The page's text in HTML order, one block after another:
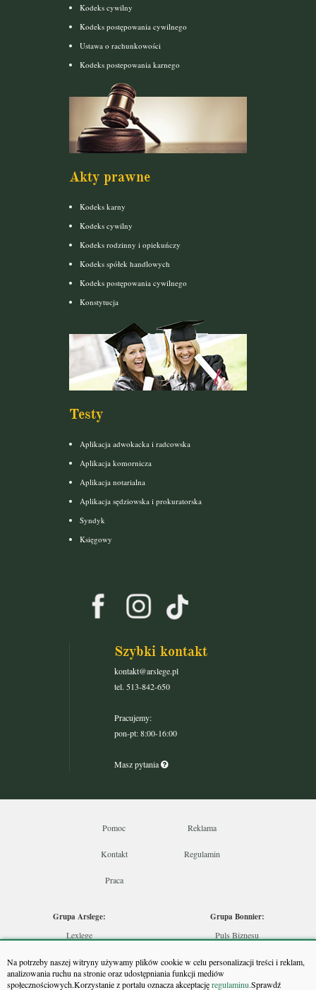
Na potrzeby naszej witryny używamy plików cookie w celu personalizacji treści i reklam,
analizowania ruchu na stronie oraz udostępniania funkcji mediów
społecznościowych.Korzystanie z portalu oznacza akceptacjęregulaminu.Sprawdź
Kodeks cywilny
Kodeks postępowania cywilnego
Ustawa o rachunkowości
Kodeks postepowania karnego
Akty prawne
Kodeks karny
Kodeks cywilny
Kodeks rodzinny i opiekuńczy
Kodeks spółek handlowych
Kodeks postępowania cywilnego
Konstytucja
Testy
Aplikacja adwokacka i radcowska
Aplikacja komornicza
Aplikacja notarialna
Aplikacja sędziowska i prokuratorska
Syndyk
Księgowy
Szybki kontakt
kontakt@arslege.pl
tel. 513-842-650
Pracujemy:
pon-pt: 8:00-16:00
Masz pytania
Pomoc Reklama
Kontakt Regulamin
Praca
Grupa Arslege:
Lexlege
Skarbowcy
Urzędnik
Grupa Bonnier:
Puls Biznesu
Puls Medycyny
Monitor Firm